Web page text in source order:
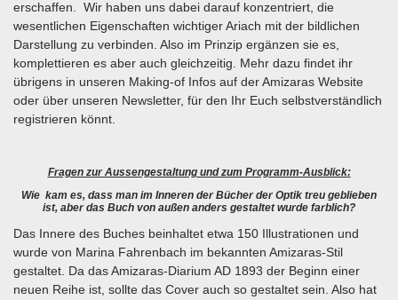
erschaffen. Wir haben uns dabei darauf konzentriert, die
wesentlichen Eigenschaften wichtiger Ariach mit der bildlichen
Darstellung zu verbinden. Also im Prinzip ergänzen sie es,
komplettieren es aber auch gleichzeitig. Mehr dazu findet ihr
übrigens in unseren Making-of Infos auf der Amizaras Website
oder über unseren Newsletter, für den Ihr Euch selbstverständlich
registrieren könnt.
Fragen zur Aussengestaltung und zum Programm-Ausblick:
Wie kam es, dass man im Inneren der Bücher der Optik treu geblieben
ist, aber das Buch von außen anders gestaltet wurde farblich?
Das Innere des Buches beinhaltet etwa 150 Illustrationen und
wurde von Marina Fahrenbach im bekannten Amizaras-Stil
gestaltet. Da das Amizaras-Diarium AD 1893 der Beginn einer
neuen Reihe ist, sollte das Cover auch so gestaltet sein. Also hat